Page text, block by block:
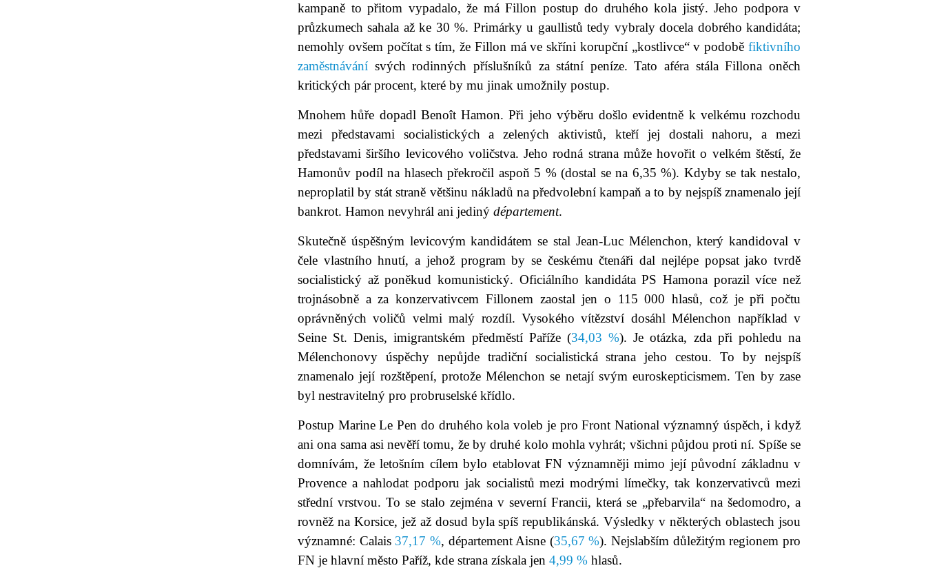
kampaně to přitom vypadalo, že má Fillon postup do druhého kola jistý. Jeho podpora v
průzkumech sahala až ke 30 %. Primárky u gaullistů tedy vybraly docela dobrého kandidáta;
nemohly ovšem počítat s tím, že Fillon má ve skříni korupční „kostlivce“ v podobě fiktivního
zaměstnávání svých rodinných příslušníků za státní peníze. Tato aféra stála Fillona oněch
kritických pár procent, které by mu jinak umožnily postup.
Mnohem hůře dopadl Benoît Hamon. Při jeho výběru došlo evidentně k velkému rozchodu
mezi představami socialistických a zelených aktivistů, kteří jej dostali nahoru, a mezi
představami širšího levicového voličstva. Jeho rodná strana může hovořit o velkém štěstí, že
Hamonův podíl na hlasech překročil aspoň 5 % (dostal se na 6,35 %). Kdyby se tak nestalo,
neproplatil by stát straně většinu nákladů na předvolební kampaň a to by nejspíš znamenalo její
bankrot. Hamon nevyhrál ani jediný département.
Skutečně úspěšným levicovým kandidátem se stal Jean-Luc Mélenchon, který kandidoval v
čele vlastního hnutí, a jehož program by se českému čtenáři dal nejlépe popsat jako tvrdě
socialistický až poněkud komunistický. Oficiálního kandidáta PS Hamona porazil více než
trojnásobně a za konzervativcem Fillonem zaostal jen o 115 000 hlasů, což je při počtu
oprávněných voličů velmi malý rozdíl. Vysokého vítězství dosáhl Mélenchon například v
Seine St. Denis, imigrantském předměstí Paříže (34,03 %). Je otázka, zda při pohledu na
Mélenchonovy úspěchy nepůjde tradiční socialistická strana jeho cestou. To by nejspíš
znamenalo její rozštěpení, protože Mélenchon se netají svým euroskepticismem. Ten by zase
byl nestravitelný pro probruselské křídlo.
Postup Marine Le Pen do druhého kola voleb je pro Front National významný úspěch, i když
ani ona sama asi nevěří tomu, že by druhé kolo mohla vyhrát; všichni půjdou proti ní. Spíše se
domnívám, že letošním cílem bylo etablovat FN významněji mimo její původní základnu v
Provence a nahlodat podporu jak socialistů mezi modrými límečky, tak konzervativců mezi
střední vrstvou. To se stalo zejména v severní Francii, která se „přebarvila“ na šedomodro, a
rovněž na Korsice, jež až dosud byla spíš republikánská. Výsledky v některých oblastech jsou
významné: Calais 37,17 %, département Aisne (35,67 %). Nejslabším důležitým regionem pro
FN je hlavní město Paříž, kde strana získala jen 4,99 % hlasů.